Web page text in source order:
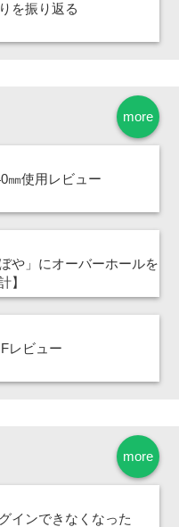
を振り返る
more
使用レビュー
や」にオーバーホールを
】
レビュー
more
インできなくなった